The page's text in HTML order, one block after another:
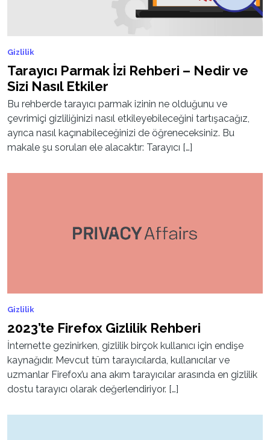
Gizlilik
Tarayıcı Parmak İzi Rehberi – Nedir ve
Sizi Nasıl Etkiler
Bu rehberde tarayıcı parmak izinin ne olduğunu ve
çevrimiçi gizliliğinizi nasıl etkileyebileceğini tartışacağız,
ayrıca nasıl kaçınabileceğinizi de öğreneceksiniz. Bu
makale şu soruları ele alacaktır: Tarayıcı […]
Gizlilik
2023’te Firefox Gizlilik Rehberi
İnternette gezinirken, gizlilik birçok kullanıcı için endişe
kaynağıdır. Mevcut tüm tarayıcılarda, kullanıcılar ve
uzmanlar Firefox’u ana akım tarayıcılar arasında en gizlilik
dostu tarayıcı olarak değerlendiriyor. […]